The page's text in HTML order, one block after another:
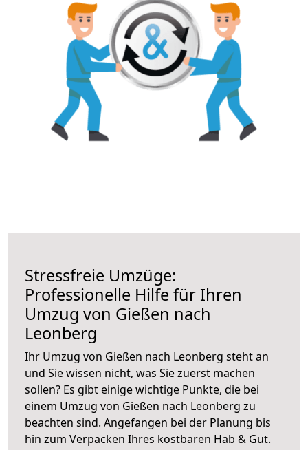
Stressfreie Umzüge:
Professionelle Hilfe für Ihren
Umzug von Gießen nach
Leonberg
Ihr Umzug von Gießen nach Leonberg steht an
und Sie wissen nicht, was Sie zuerst machen
sollen? Es gibt einige wichtige Punkte, die bei
einem Umzug von Gießen nach Leonberg zu
beachten sind. Angefangen bei der Planung bis
hin zum Verpacken Ihres kostbaren Hab & Gut.